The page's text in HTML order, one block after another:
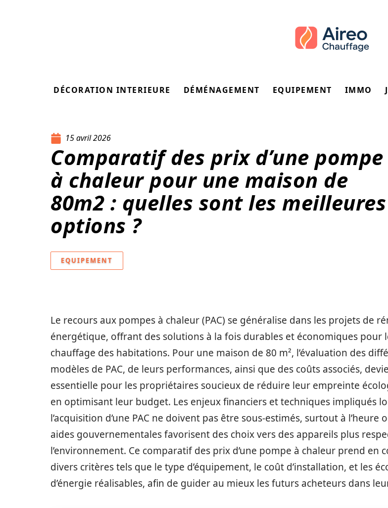
DÉCORATION INTERIEURE DÉMÉNAGEMENT EQUIPEMENT IMMO
15 avril 2026
Comparatif des prix d’une pompe
à chaleur pour une maison de
80m2 : quelles sont les meilleures
options ?
EQUIPEMENT
Le recours aux pompes à chaleur (PAC) se généralise dans les projets de
énergétique, offrant des solutions à la fois durables et économiques pour
chauffage des habitations. Pour une maison de 80 m², l’évaluation des
modèles de PAC, de leurs performances, ainsi que des coûts associés,
essentielle pour les propriétaires soucieux de réduire leur empreinte
en optimisant leur budget. Les enjeux financiers et techniques impliqués
l’acquisition d’une PAC ne doivent pas être sous-estimés, surtout à l’heure
aides gouvernementales favorisent des choix vers des appareils plus
l’environnement. Ce comparatif des prix d’une pompe à chaleur prend en
divers critères tels que le type d’équipement, le coût d’installation, et les
d’énergie réalisables, afin de guider au mieux les futurs acheteurs dans